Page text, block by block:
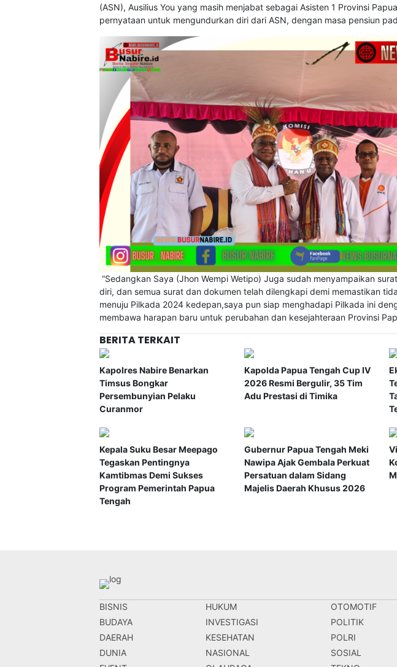
(ASN), Ausilius You yang masih menjabat sebagai Asisten 1 Provinsi
pernyataan untuk mengundurkan diri dari ASN, dengan masa pensiun
“Sedangkan Saya (Jhon Wempi Wetipo) Juga sudah menyampaikan
diri, dan semua surat dan dokumen telah dilengkapi demi memastikan
menuju Pilkada 2024 kedepan,saya pun siap menghadapi Pilkada ini
membawa harapan baru untuk perubahan dan kesejahteraan Provinsi
BERITA TERKAIT
Kapolres Nabire Benarkan
Timsus Bongkar
Persembunyian Pelaku
Curanmor
Kapolda Papua Tengah Cup IV
2026 Resmi Bergulir, 35 Tim
Adu Prestasi di Timika
Kepala Suku Besar Meepago
Tegaskan Pentingnya
Kamtibmas Demi Sukses
Program Pemerintah Papua
Tengah
Gubernur Papua Tengah Meki
Nawipa Ajak Gembala Perkuat
Persatuan dalam Sidang
Majelis Daerah Khusus 2026
BISNIS
BUDAYA
DAERAH
DUNIA
HUKUM
INVESTIGASI
KESEHATAN
NASIONAL
OTOMOTIF
POLITIK
POLRI
SOSIAL